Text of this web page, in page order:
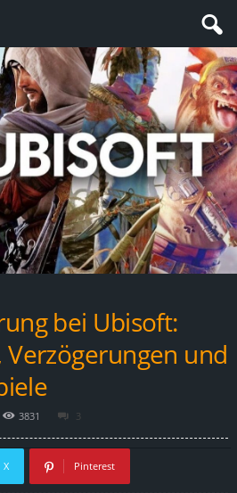
bei Ubisoft:
Verzögerungen und
3831 3
X Pinterest